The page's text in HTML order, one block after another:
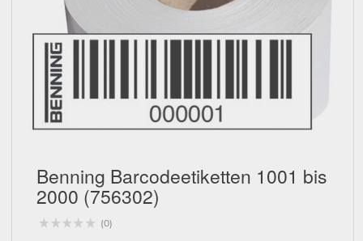
Schließen
Benning Barcodeetiketten 1001 bis
2000 (756302)
(0)